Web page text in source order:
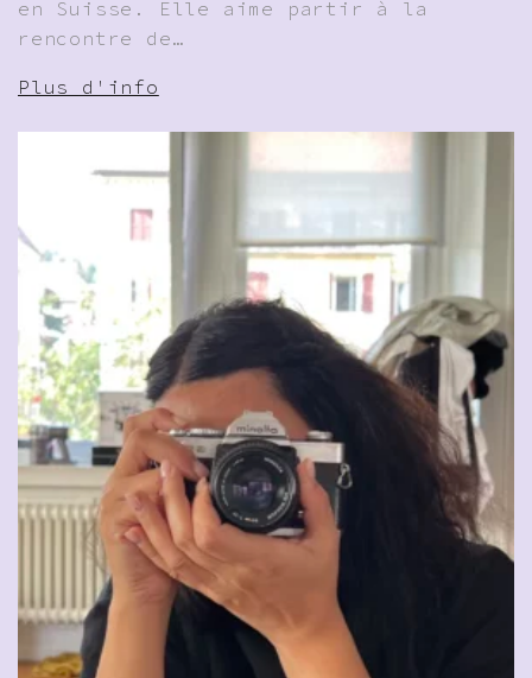
en Suisse. Elle aime partir à la
rencontre de…
Plus d'info